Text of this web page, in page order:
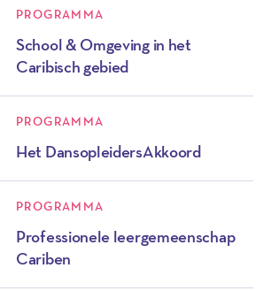
PROGRAMMA
School & Omgeving in het
Caribisch gebied
PROGRAMMA
Het DansopleidersAkkoord
PROGRAMMA
Professionele leergemeenschap
Cariben